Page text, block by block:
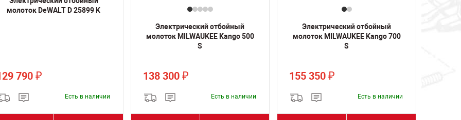
молоток DeWALT D 25899 K
790 ₽
Есть в наличии
Электрический отбойный
молоток MILWAUKEE Kango 500
S
138 300 ₽
Есть в наличии
Электрический отбойный
молоток MILWAUKEE Kango 700
S
155 350₽
Есть в наличии